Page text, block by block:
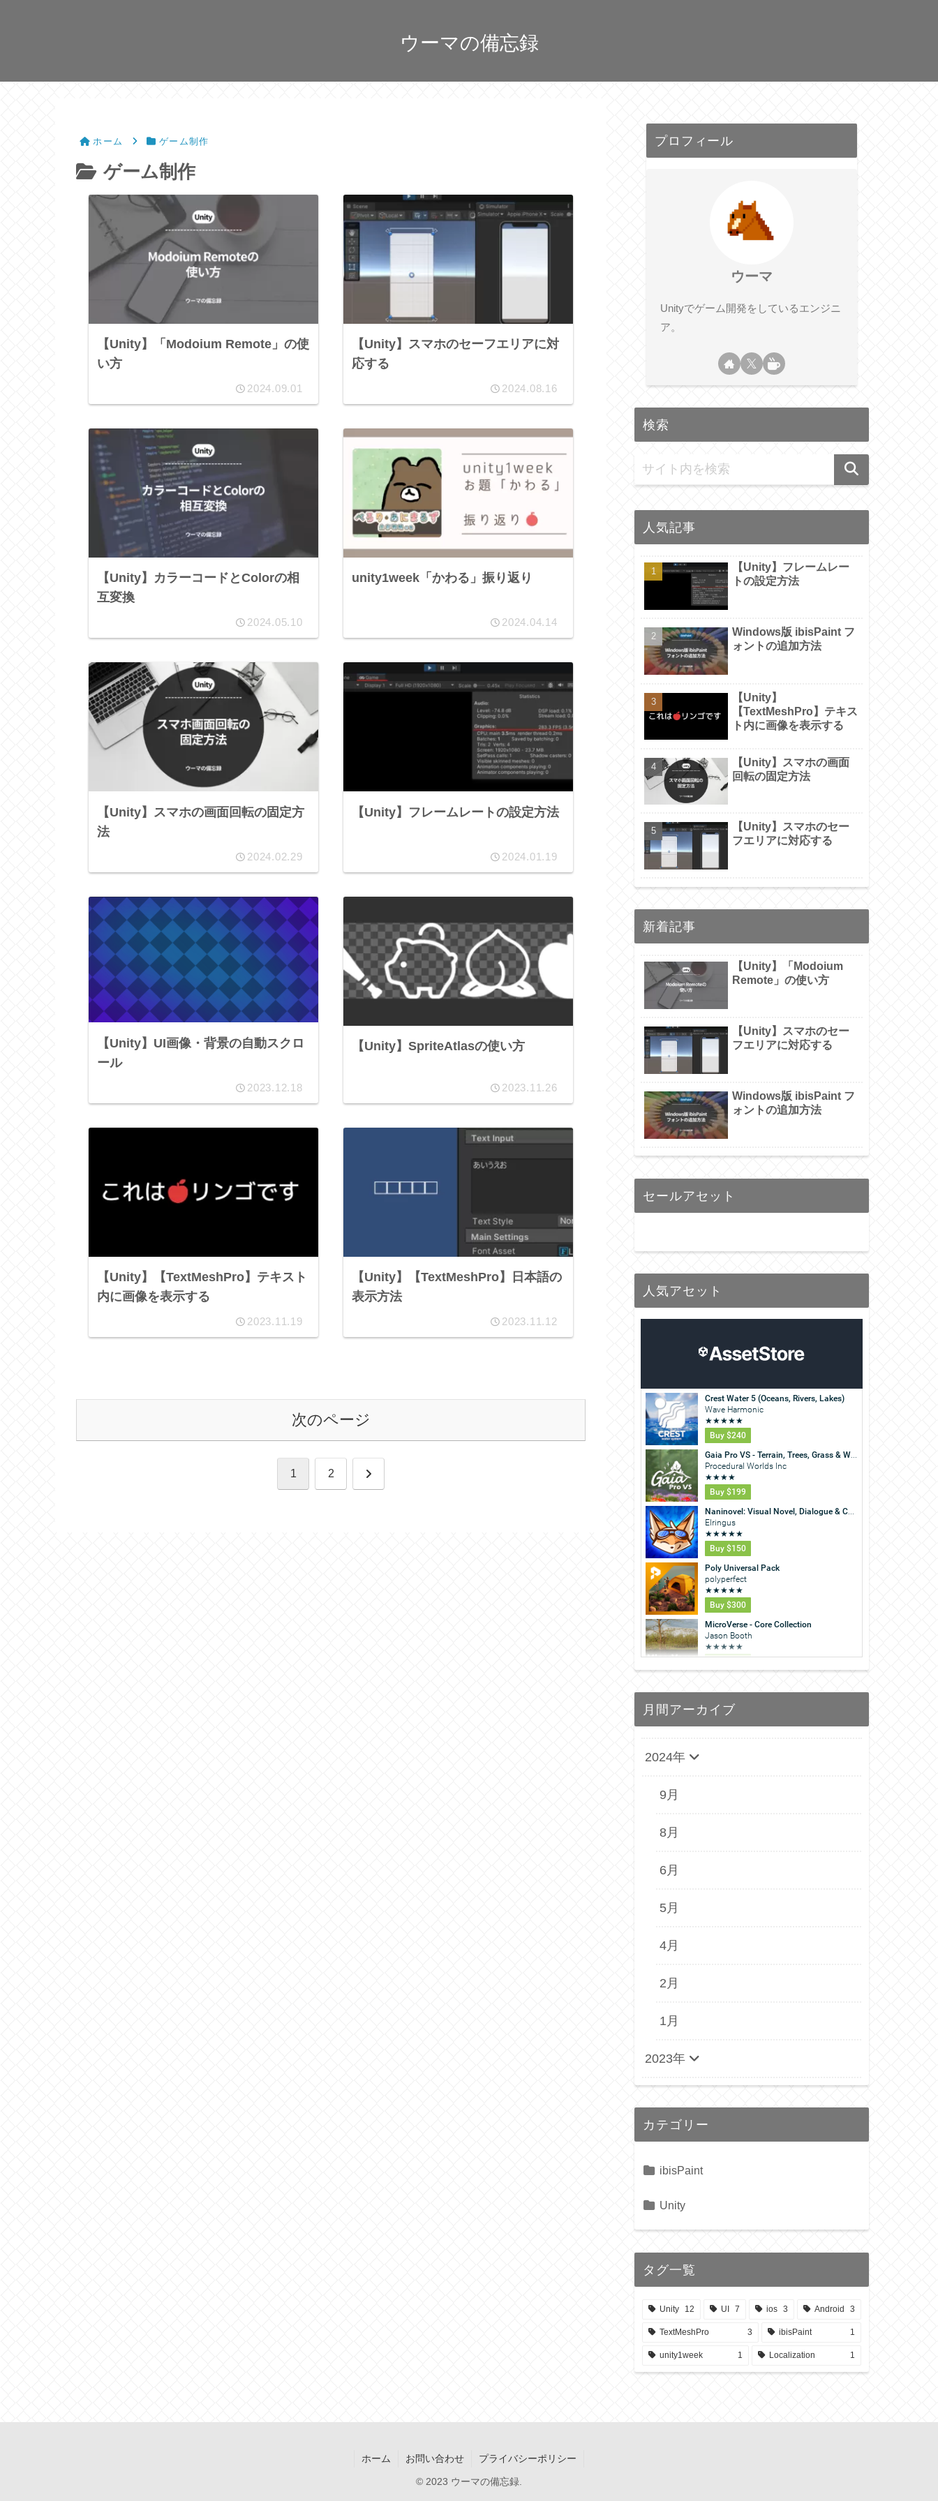
ウーマの備忘録
ホーム ゲーム制作
ゲーム制作
【Unity】「Modoium Remote」の使
い方
2024.09.01
【Unity】スマホのセーフエリアに対
応する
2024.08.16
【Unity】カラーコードとColorの相
互変換
2024.05.10
unity1week「かわる」振り返り
2024.04.14
【Unity】スマホの画面回転の固定方
法
2024.02.29
【Unity】フレームレートの設定方法
2024.01.19
【Unity】UI画像・背景の自動スクロ
ール
2023.12.18
【Unity】SpriteAtlasの使い方
2023.11.26
【Unity】【TextMeshPro】テキスト
内に画像を表示する
2023.11.19
【Unity】【TextMeshPro】日本語の
表示方法
2023.11.12
次のページ
1 2 次
プロフィール
ウーマ
Unityでゲーム開発をしているエンジニ
ア。
検索
人気記事
【Unity】フレームレー
トの設定方法
Windows版 ibisPaint フ
ォントの追加方法
【Unity】
【TextMeshPro】テキス
ト内に画像を表示する
【Unity】スマホの画面
回転の固定方法
【Unity】スマホのセー
フエリアに対応する
新着記事
【Unity】「Modoium
Remote」の使い方
【Unity】スマホのセー
フエリアに対応する
Windows版 ibisPaint フ
ォントの追加方法
セールアセット
人気アセット
月間アーカイブ
2024年
9月
8月
6月
5月
4月
2月
1月
2023年
カテゴリー
ibisPaint
Unity
タグ一覧
Unity 12 UI 7 ios 3 Android 3
TextMeshPro 3 ibisPaint 1
unity1week 1 Localization 1
ホーム お問い合わせ プライバシーポリシー
© 2023 ウーマの備忘録.